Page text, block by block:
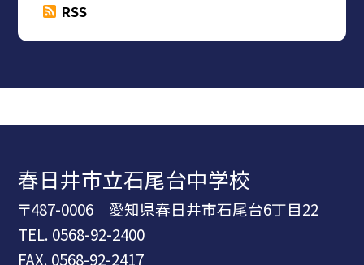
RSS
春日井市立石尾台中学校
〒487-0006 愛知県春日井市石尾台6丁目22
TEL. 0568-92-2400
FAX. 0568-92-2417